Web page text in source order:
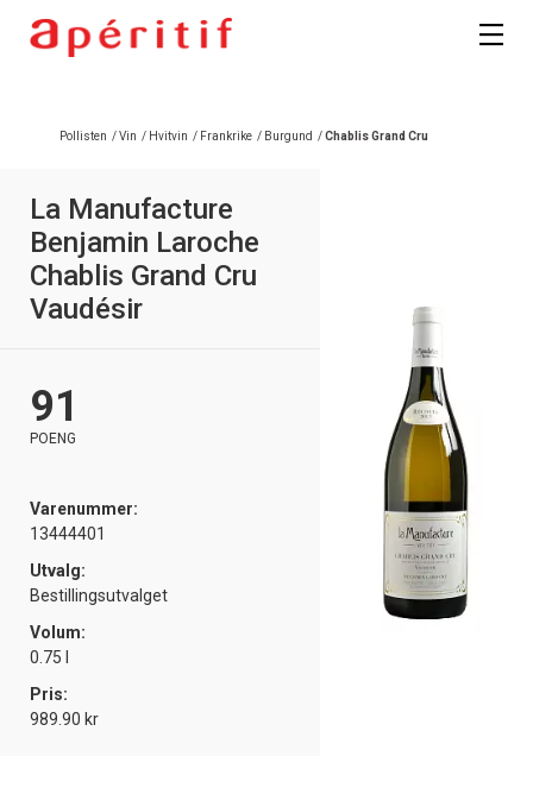
Pollisten /Vin / Hvitvin / Frankrike / Burgund /Chablis Grand Cru
La Manufacture
Benjamin Laroche
Chablis Grand Cru
Vaudésir
91
POENG
Varenummer:
13444401
Utvalg:
Bestillingsutvalget
Volum:
0.75 l
Pris:
989.90 kr